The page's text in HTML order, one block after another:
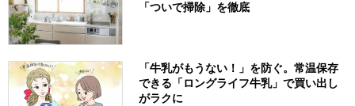
「ついで掃除」を徹底
「牛乳がもうない！」を防ぐ。常温保存
できる「ロングライフ牛乳」で買い出し
がラクに